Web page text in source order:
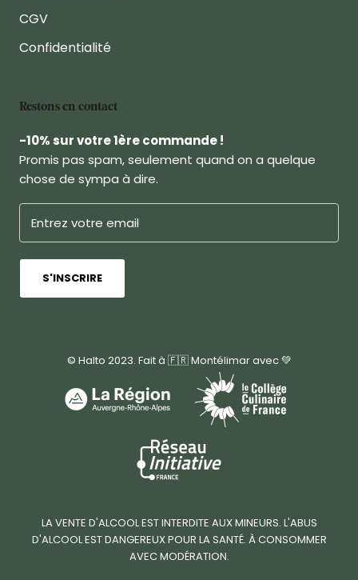
CGV
Confidentialité
Restons en contact
-10% sur votre 1ère commande !
Promis pas spam, seulement quand on a quelque
chose de sympa à dire.
S'INSCRIRE
© Halto 2023. Fait à 🇫🇷 Montélimar avec 💚
LA VENTE D'ALCOOL EST INTERDITE AUX MINEURS. L'ABUS
D'ALCOOL EST DANGEREUX POUR LA SANTÉ. À CONSOMMER
AVEC MODÉRATION.